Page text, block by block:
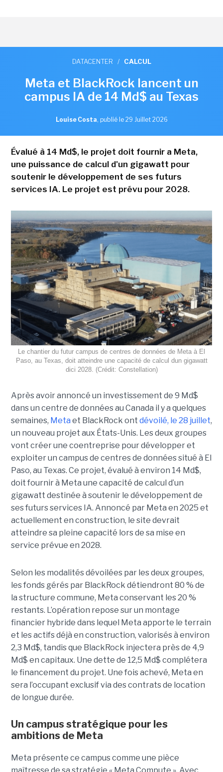
DATACENTER / CALCUL
Meta et BlackRock lancent un
campus IA de 14 Md$ au Texas
Louise Costa, publié le 29 Juillet 2026
Évalué à 14 Md$, le projet doit fournir a Meta,
une puissance de calcul d'un gigawatt pour
soutenir le développement de ses futurs
services IA. Le projet est prévu pour 2028.
Le chantier du futur campus de centres de données de Meta à El
Paso, au Texas, doit atteindre une capacité de calcul dun gigawatt
dici 2028. (Crédit: Constellation)
Après avoir annoncé un investissement de 9 Md$
dans un centre de données au Canada il y a quelques
semaines, Meta et BlackRock ont dévoilé, le 28 juillet,
un nouveau projet aux États-Unis. Les deux groupes
vont créer une coentreprise pour développer et
exploiter un campus de centres de données situé à El
Paso, au Texas. Ce projet, évalué à environ 14 Md$,
doit fournir à Meta une capacité de calcul d’un
gigawatt destinée à soutenir le développement de
ses futurs services IA. Annoncé par Meta en 2025 et
actuellement en construction, le site devrait
atteindre sa pleine capacité lors de sa mise en
service prévue en 2028.
Selon les modalités dévoilées par les deux groupes,
les fonds gérés par BlackRock détiendront 80 % de
la structure commune, Meta conservant les 20 %
restants. L’opération repose sur un montage
financier hybride dans lequel Meta apporte le terrain
et les actifs déjà en construction, valorisés à environ
2,3 Md$, tandis que BlackRock injectera près de 4,9
Md$ en capitaux. Une dette de 12,5 Md$ complétera
le financement du projet. Une fois achevé, Meta en
sera l’occupant exclusif via des contrats de location
de longue durée.
Un campus stratégique pour les
ambitions de Meta
Meta présente ce campus comme une pièce